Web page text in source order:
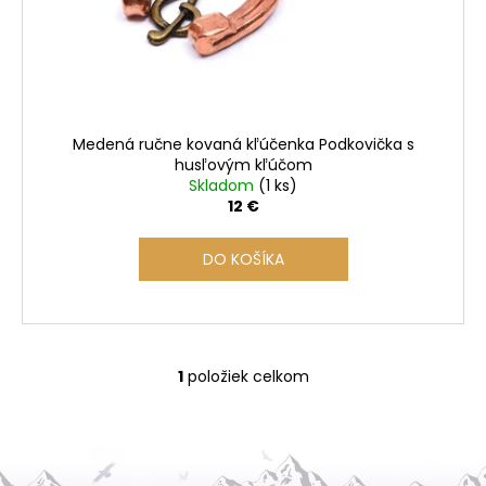
Medená ručne kovaná kľúčenka Podkovička s
husľovým kľúčom
Skladom (1 ks)
12 €
DO KOŠÍKA
O
1položiek celkom